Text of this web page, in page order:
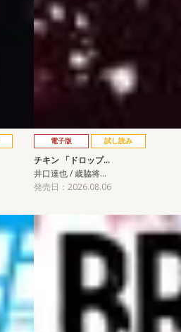
電子版 試し読み
チキン 「ドロップ…
井口達也 / 歳脇将…
発売日：2026.08.06